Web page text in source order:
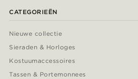
CATEGORIEËN
Nieuwe collectie
Sieraden & Horloges
Kostuumaccessoires
Tassen & Portemonnees